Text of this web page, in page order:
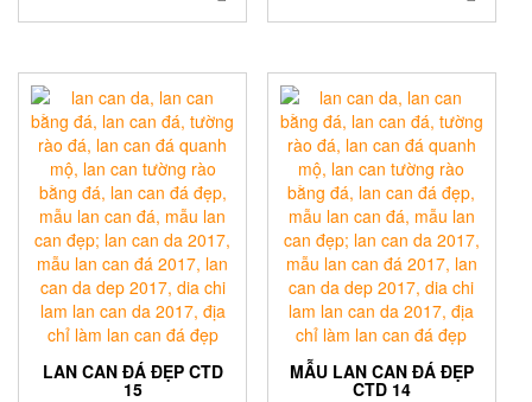
LAN CAN ĐÁ ĐẸP CTD
15
MẪU LAN CAN ĐÁ ĐẸP
CTD 14